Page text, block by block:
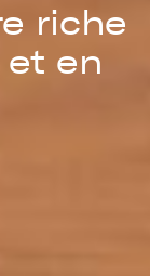
riche
en